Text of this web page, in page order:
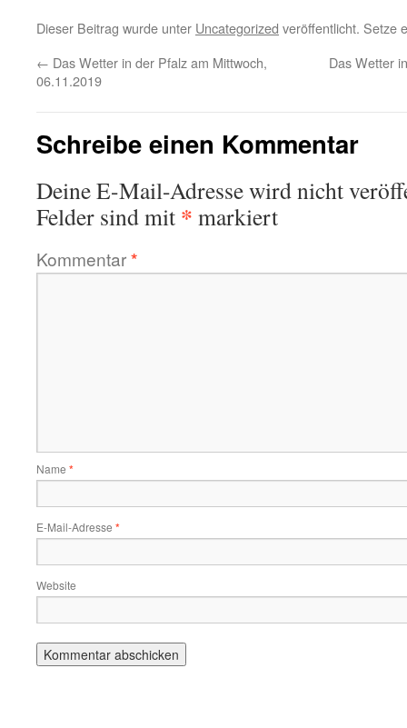
Dieser Beitrag wurde unter Uncategorized veröffentlicht. Setze
← Das Wetter in der Pfalz am Mittwoch,
06.11.2019
Das Wetter
Schreibe einen Kommentar
Deine E-Mail-Adresse wird nicht
Felder sind mit * markiert
Kommentar*
Name *
E-Mail-Adresse *
Website